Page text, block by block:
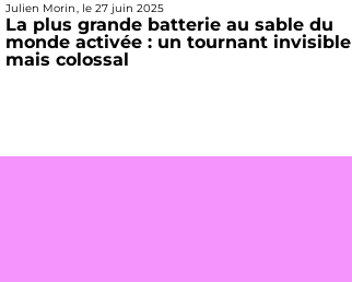
Julien Morin, le 27 juin 2025
La plus grande batterie au sable du
monde activée : un tournant invisible
mais colossal